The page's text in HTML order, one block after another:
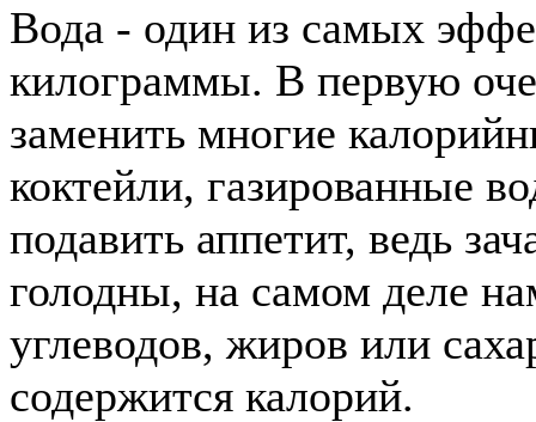
Вода - один из самых
килограммы. В первую
заменить многие
коктейли, газированные
подавить аппетит, ведь
голодны, на самом деле
углеводов, жиров или
содержится калорий.